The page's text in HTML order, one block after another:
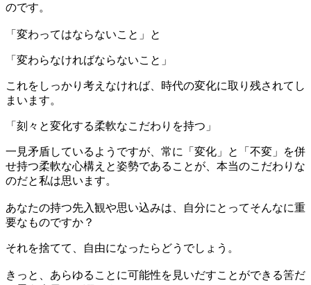
のです。
「変わってはならないこと」と
「変わらなければならないこと」
これをしっかり考えなければ、時代の変化に取り残されてし
まいます。
「刻々と変化する柔軟なこだわりを持つ」
一見矛盾しているようですが、常に「変化」と「不変」を併
せ持つ柔軟な心構えと姿勢であることが、本当のこだわりな
のだと私は思います。
あなたの持つ先入観や思い込みは、自分にとってそんなに重
要なものですか？
それを捨てて、自由になったらどうでしょう。
きっと、あらゆることに可能性を見いだすことができる筈だ